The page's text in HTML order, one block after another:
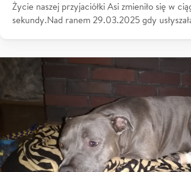
Życie naszej przyjaciółki Asi zmieniło się w
sekundy.Nad ranem 29.03.2025 gdy